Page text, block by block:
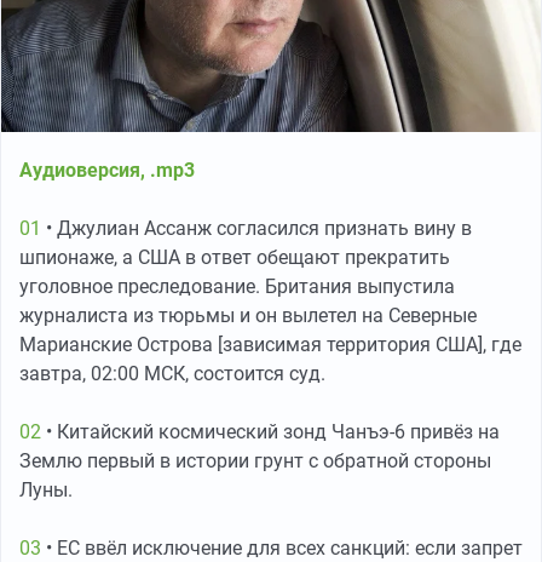
Аудиоверсия, .mp3
01 • Джулиан Ассанж согласился признать вину в
шпионаже, а США в ответ обещают прекратить
уголовное преследование. Британия выпустила
журналиста из тюрьмы и он вылетел на Северные
Марианские Острова [зависимая территория США], где
завтра, 02:00 МСК, состоится суд.
02 • Китайский космический зонд Чанъэ-6 привёз на
Землю первый в истории грунт с обратной стороны
Луны.
03 • ЕС ввёл исключение для всех санкций: если запрет